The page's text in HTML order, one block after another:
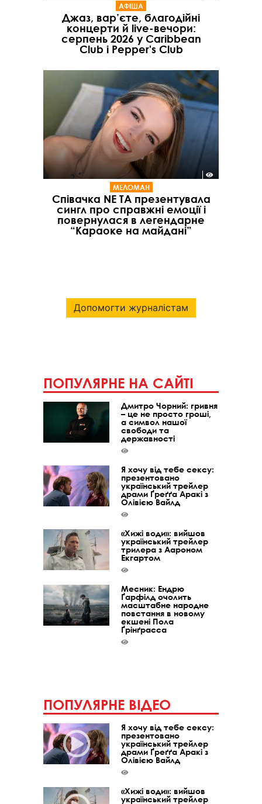
АФІША
Джаз, вар’єте, благодійні
концерти й live-вечори:
серпень 2026 у Caribbean
Club і Pepper's Club
МЕЛОМАН
Співачка NE TA презентувала
сингл про справжні емоції і
повернулася в легендарне
“Караоке на майдані”
Допомогти журналістам
ПОПУЛЯРНЕ НА САЙТІ
Дмитро Чорний: гривня
– це не просто гроші,
а символ нашої
свободи та
державності
Я хочу від тебе сексу:
презентовано
український трейлер
драми Ґреґґа Аракі з
Олівією Вайлд
«Хижі води»: вийшов
український трейлер
трилера з Аароном
Екгартом
Месник: Ендрю
Ґарфілд очолить
масштабне народне
повстання в новому
екшені Пола
Ґрінґрасса
ПОПУЛЯРНЕ ВІДЕО
Я хочу від тебе сексу:
презентовано
український трейлер
драми Ґреґґа Аракі з
Олівією Вайлд
«Хижі води»: вийшов
український трейлер